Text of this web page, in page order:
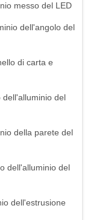
messo del LED
dell'angolo del
di carta e
dell'alluminio del
della parete del
dell'alluminio del
dell'estrusione